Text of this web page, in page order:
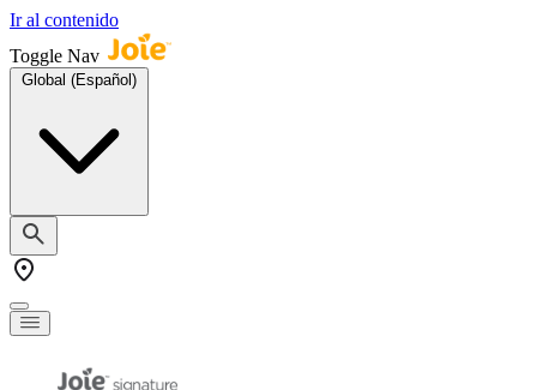
Ir al contenido
Toggle Nav
Global (Español)